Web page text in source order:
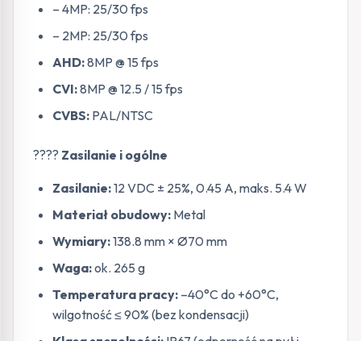
– 4MP: 25/30 fps
– 2MP: 25/30 fps
AHD:8MP @ 15 fps
CVI:8MP @ 12.5 / 15 fps
CVBS: PAL/NTSC
???? Zasilanie i ogólne
Zasilanie:12 VDC ± 25%, 0.45 A, maks. 5.4 W
Materiał obudowy: Metal
Wymiary:138.8 mm × Ø70 mm
Waga:ok. 265 g
Temperatura pracy: –40°C do +60°C,
wilgotność ≤ 90% (bez kondensacji)